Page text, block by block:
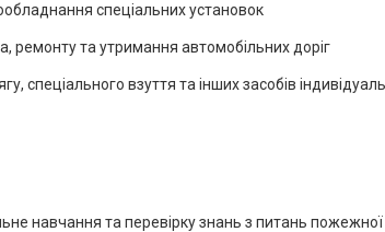
спеціальних установок
ремонту та утримання автомобільних доріг
спеціального взуття та інших засобів
навчання та перевірку знань з питань пожежної